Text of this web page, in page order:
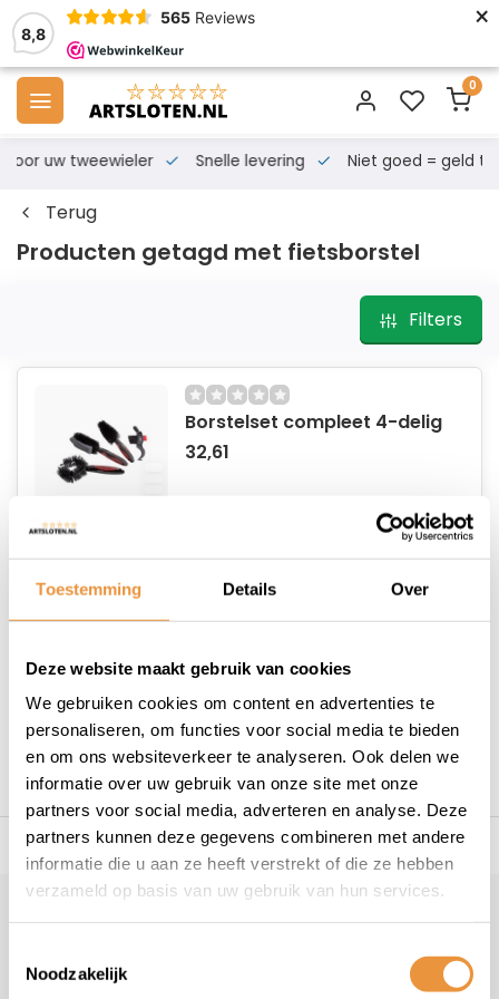
Toestemming Details Over
Deze website maakt gebruik van cookies
We gebruiken cookies om content en advertenties te
personaliseren, om functies voor social media te bieden
en om ons websiteverkeer te analyseren. Ook delen we
informatie over uw gebruik van onze site met onze
partners voor social media, adverteren en analyse. Deze
partners kunnen deze gegevens combineren met andere
informatie die u aan ze heeft verstrekt of die ze hebben
verzameld op basis van uw gebruik van hun services.
Noodzakelijk
8,8
565 Reviews ×
0
voor uw tweewieler Snelle levering Niet goed = geld
Terug
Producten getagd met fietsborstel
Filters
Borstelset compleet 4-delig
32,61
voor uw tweewieler Snelle levering Niet goed = geld
Klantenservice
Veelgestelde vragen